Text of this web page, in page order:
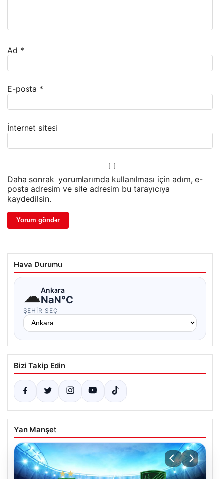
Ad *
E-posta *
İnternet sitesi
Daha sonraki yorumlarımda kullanılması için adım, e-
posta adresim ve site adresim bu tarayıcıya
kaydedilsin.
Hava Durumu
☁Ankara
NaN°C
ŞEHIR SEÇ
Bizi Takip Edin
Yan Manşet